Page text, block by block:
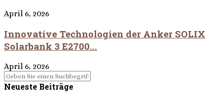
April 6, 2026
Innovative Technologien der Anker SOLIX
Solarbank 3 E2700...
April 6, 2026
Neueste Beiträge